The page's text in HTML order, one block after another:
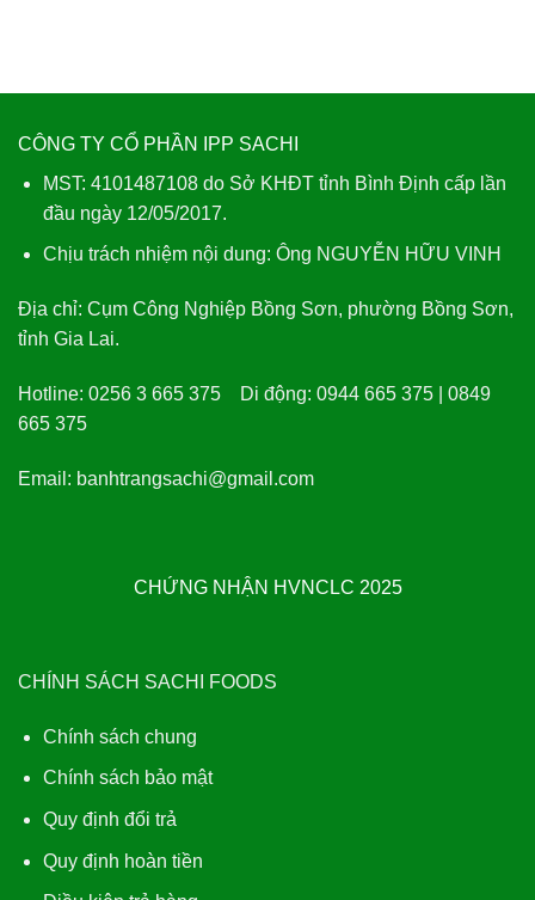
CÔNG TY CỔ PHẦN IPP SACHI
MST: 4101487108 do Sở KHĐT tỉnh Bình Định cấp lần
đầu ngày 12/05/2017.
Chịu trách nhiệm nội dung: Ông NGUYỄN HỮU VINH
Địa chỉ: Cụm Công Nghiệp Bồng Sơn, phường Bồng Sơn,
tỉnh Gia Lai.
Hotline: 0256 3 665 375 Di động: 0944 665 375 | 0849
665 375
Email: banhtrangsachi@gmail.com
CHỨNG NHẬN HVNCLC 2025
CHÍNH SÁCH SACHI FOODS
Chính sách chung
Chính sách bảo mật
Quy định đổi trả
Quy định hoàn tiền